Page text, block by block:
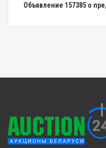
Объявление 157385 о